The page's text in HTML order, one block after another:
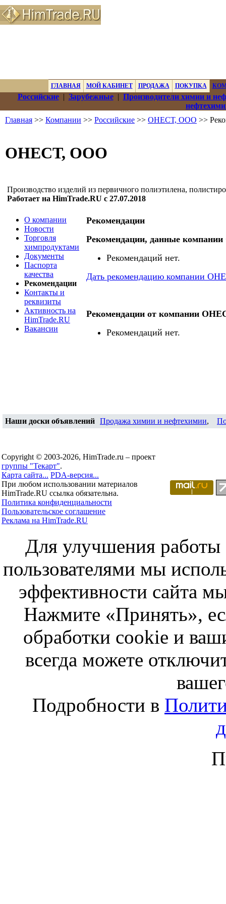
ГЛАВНАЯ МОЙ КАБИНЕТ ПРОДАЖА ПОКУПКА
Российские| Зарубежные| Производители химии и
Главная >> Компании >> Российские >> ОНЕСТ, ООО >>
ОНЕСТ, ООО
Производство изделий из первичного полиэтилена,
Работает на HimTrade.RU с 27.07.2018
О компании
Новости
Торговля
химпродуктами
Документы
Паспорта
качества
Рекомендации
Контакты и
реквизиты
Активность на
HimTrade.RU
Вакансии
Рекомендации
Рекомендации, данные
Рекомендаций нет.
Дать рекомендацию компании
Рекомендации от компании
Рекомендаций нет.
Наши доски объявлений Продажа химии и нефтехимии,
Copyright © 2003-2026, HimTrade.ru – проект
группы "Текарт".
Карта сайта... PDA-версия...
При любом использовании материалов
HimTrade.RU ссылка обязательна.
Политика конфиденциальности
Пользовательское соглашение
Реклама на HimTrade.RU
Для улучшения работы
пользователями мы
эффективности сайта
Нажмите «Принять»,
обработки cookie и
всегда можете
Подробности в